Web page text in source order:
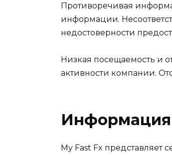
Противоречивая
информации.
недостоверности
Низкая посещаемость и
активности компании.
Информация
My Fast Fx представляет